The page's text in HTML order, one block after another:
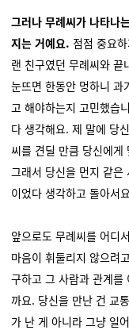
그러나 무례씨가 나타나
지는 거예요. 점점 중요
랜 친구였던 무례씨와 끝
눈뜨면 한동안 멍하니 과
고 해야하는지 고민했습
다 생각해요. 제 말에 당
씨를 견딜 만큼 당신에게
그래서 당신을 먼지 같은
이었다 생각하고 돌아서
앞으로도 무례씨를 어디
마음이 휘둘리지 않으려
구하고 그 사람과 관계를
까요. 당신을 만난 건 교
가 난 게 아니라 그냥 일